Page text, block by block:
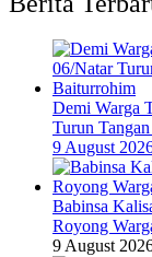
Demi Warga
Turun
9 August
Babinsa
Royong
9 August